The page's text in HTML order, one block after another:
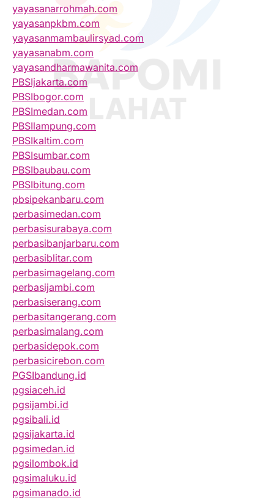
yayasanarrohmah.com
yayasanpkbm.com
yayasanmambaulirsyad.com
yayasanabm.com
yayasandharmawanita.com
PBSIjakarta.com
PBSIbogor.com
PBSImedan.com
PBSIlampung.com
PBSIkaltim.com
PBSIsumbar.com
PBSIbaubau.com
PBSIbitung.com
pbsipekanbaru.com
perbasimedan.com
perbasisurabaya.com
perbasibanjarbaru.com
perbasiblitar.com
perbasimagelang.com
perbasijambi.com
perbasiserang.com
perbasitangerang.com
perbasimalang.com
perbasidepok.com
perbasicirebon.com
PGSIbandung.id
pgsiaceh.id
pgsijambi.id
pgsibali.id
pgsijakarta.id
pgsimedan.id
pgsilombok.id
pgsimaluku.id
pgsimanado.id